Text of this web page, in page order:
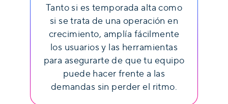
Tanto si es temporada alta como
si se trata de una operación en
crecimiento, amplía fácilmente
los usuarios y las herramientas
para asegurarte de que tu equipo
puede hacer frente a las
demandas sin perder el ritmo.